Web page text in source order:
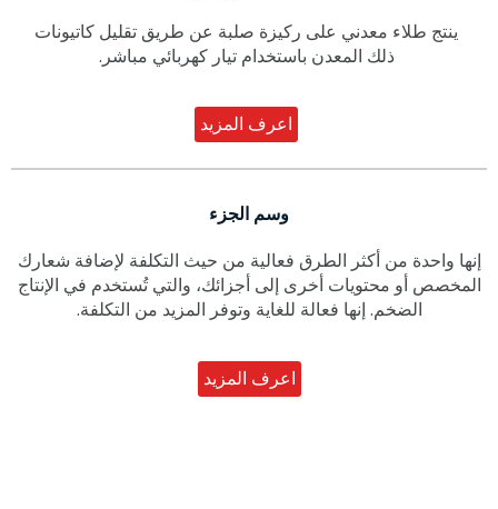
ينتج طلاء معدني على ركيزة صلبة عن طريق تقليل كاتيونات
ذلك المعدن باستخدام تيار كهربائي مباشر.
اعرف المزيد
وسم الجزء
إنها واحدة من أكثر الطرق فعالية من حيث التكلفة لإضافة شعارك
المخصص أو محتويات أخرى إلى أجزائك، والتي تُستخدم في الإنتاج
الضخم. إنها فعالة للغاية وتوفر المزيد من التكلفة.
اعرف المزيد